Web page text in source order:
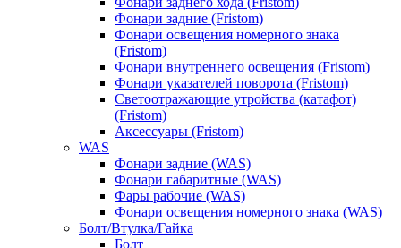
Фонари задние (Fristom)
Фонари освещения номерного знака
(Fristom)
Фонари внутреннего освещения (Fristom)
Фонари указателей поворота (Fristom)
Светоотражающие утройства (катафот)
(Fristom)
Аксессуары (Fristom)
WAS
Фонари задние (WAS)
Фонари габаритные (WAS)
Фары рабочие (WAS)
Фонари освещения номерного знака (WAS)
Болт/Втулка/Гайка
Болт